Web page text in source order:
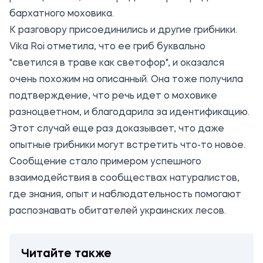
бархатного моховика.
К разговору присоединились и другие грибники.
Vika Roi отметила, что ее гриб буквально
"светился в траве как светофор", и оказался
очень похожим на описанный. Она тоже получила
подтверждение, что речь идет о моховике
разноцветном, и благодарила за идентификацию.
Этот случай еще раз доказывает, что даже
опытные грибники могут встретить что-то новое.
Сообщение стало примером успешного
взаимодействия в сообществах натуралистов,
где знания, опыт и наблюдательность помогают
распознавать обитателей украинских лесов.
Читайте также